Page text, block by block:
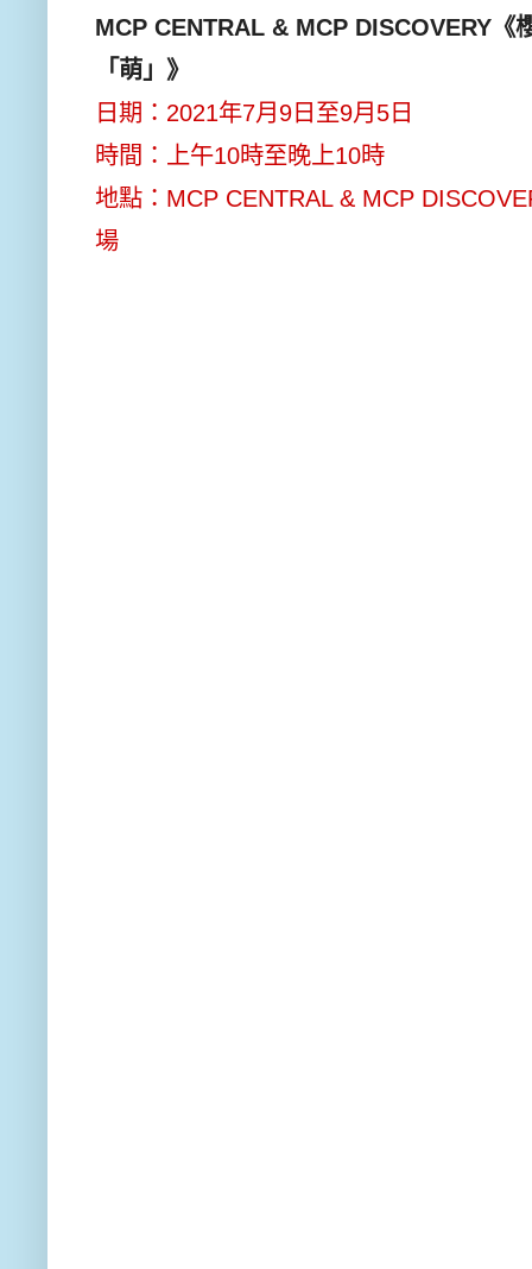
MCP CENTRAL & MCP DISCOVERY
「萌」》
日期：2021年7月9日至9月5日
時間：上午10時至晚上10時
地點：MCP CENTRAL & MCP
場